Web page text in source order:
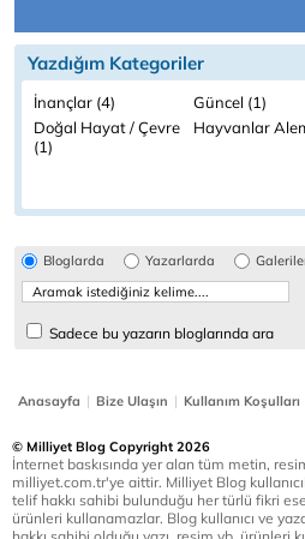
Yazdığım Kategoriler
İnançlar (4)
Güncel (1)
Doğal Hayat / Çevre
(1)
Hayvanlar
Bloglarda Yazarlarda
Sadece bu yazarın bloglarında ara
Anasayfa | Bize Ulaşın | Kullanım Koşulları
© Milliyet Blog Copyright 2026
İnternet baskısında yer alan tüm metin,
milliyet.com.tr'ye aittir. Milliyet Blog
telif hakkı sahibi bulunduğu her türlü fikri
ürünleri kullanamazlar. Blog kullanıcı ve